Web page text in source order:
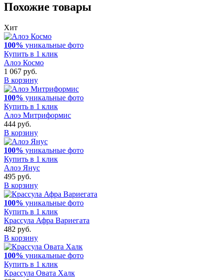
Похожие товары
Хит
100% уникальные фото
Купить в 1 клик
Алоэ Космо
1 067 руб.
В корзину
100% уникальные фото
Купить в 1 клик
Алоэ Митриформис
444 руб.
В корзину
100% уникальные фото
Купить в 1 клик
Алоэ Янус
495 руб.
В корзину
100% уникальные фото
Купить в 1 клик
Крассула Афра Вариегата
482 руб.
В корзину
100% уникальные фото
Купить в 1 клик
Крассула Овата Халк